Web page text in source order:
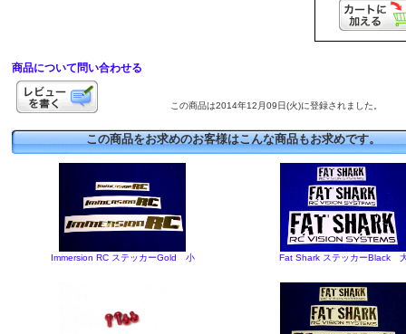
商品について問い合わせる
この商品は2014年12月09日(火)に登録されました。
この商品をお求めのお客様はこんな商品もお求めです。
Immersion RC ステッカーGold 小 Fat Shark ステッカーBlack